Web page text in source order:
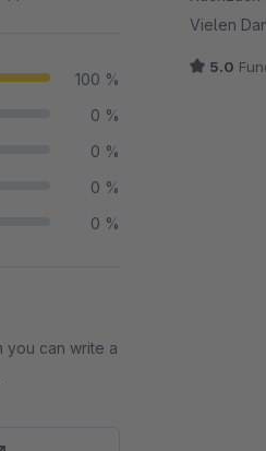
100 %
0 %
0 %
0 %
0 %
you can write a
Vielen
5.0